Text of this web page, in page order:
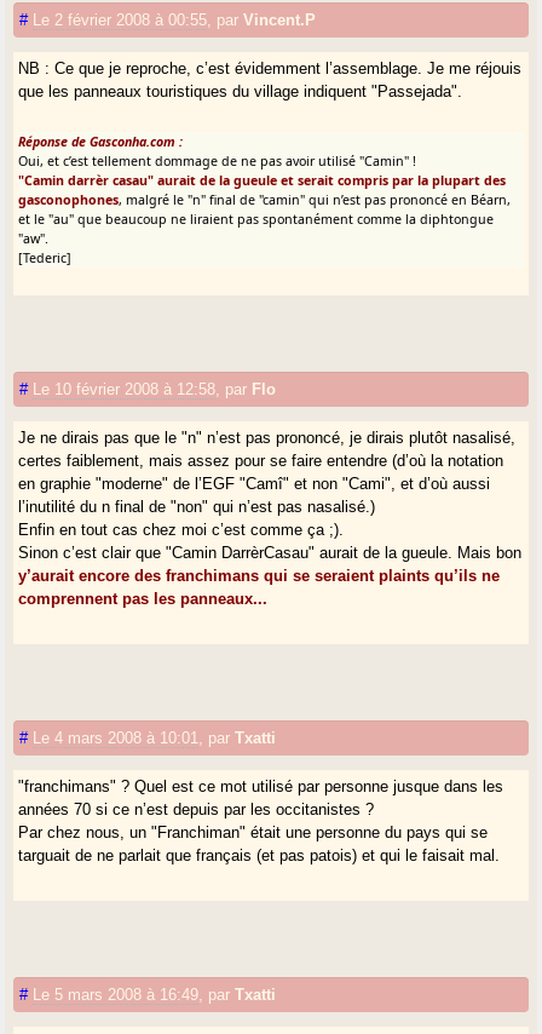
# Le 2 février 2008 à 00:55 parVincent.P
NB : Ce que je reproche, c’est évidemment l’assemblage. Je me réjouis
que les panneaux touristiques du village indiquent "Passejada".
Réponse de Gasconha.com :
Oui, et c’est tellement dommage de ne pas avoir utilisé "Camin" !
"Camin darrèr casau" aurait de la gueule et serait compris par la plupart des
gasconophones, malgré le "n" final de "camin" qui n’est pas prononcé en Béarn,
et le "au" que beaucoup ne liraient pas spontanément comme la diphtongue
"aw".
[Tederic]
# Le 10 février 2008 à 12:58 par Flo
Je ne dirais pas que le "n" n’est pas prononcé, je dirais plutôt nasalisé,
certes faiblement, mais assez pour se faire entendre (d’où la notation
en graphie "moderne" de l’EGF "Camî" et non "Cami", et d’où aussi
l’inutilité du n final de "non" qui n’est pas nasalisé.)
Enfin en tout cas chez moi c’est comme ça ;).
Sinon c’est clair que "Camin DarrèrCasau" aurait de la gueule. Mais bon
y’aurait encore des franchimans qui se seraient plaints qu’ils ne
comprennent pas les panneaux...
# Le 4 mars 2008 à 10:01 parTxatti
"franchimans" ? Quel est ce mot utilisé par personne jusque dans les
années 70 si ce n’est depuis par les occitanistes ?
Par chez nous, un "Franchiman" était une personne du pays qui se
targuait de ne parlait que français (et pas patois) et qui le faisait mal.
# Le 5 mars 2008 à 16:49 parTxatti